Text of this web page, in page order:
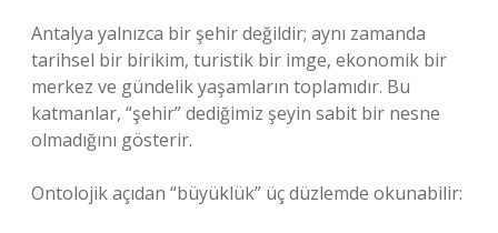
Antalya yalnızca bir şehir değildir; aynı zamanda
tarihsel bir birikim, turistik bir imge, ekonomik bir
merkez ve gündelik yaşamların toplamıdır. Bu
katmanlar, “şehir” dediğimiz şeyin sabit bir nesne
olmadığını gösterir.
Ontolojik açıdan “büyüklük” üç düzlemde okunabilir: